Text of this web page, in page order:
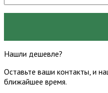
Нашли дешевле?
Оставьте ваши контакты, и
ближайшее время.